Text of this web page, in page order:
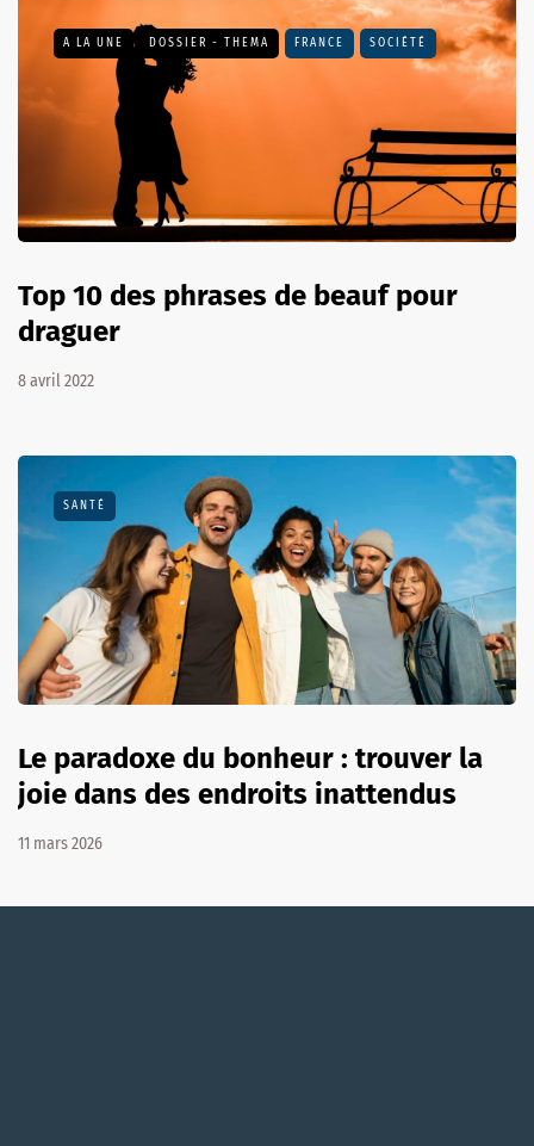
A LA UNE DOSSIER - THEMA FRANCE SOCIÉTÉ
Top 10 des phrases de beauf pour
draguer
8 avril 2022
SANTÉ
Le paradoxe du bonheur : trouver la
joie dans des endroits inattendus
11 mars 2026